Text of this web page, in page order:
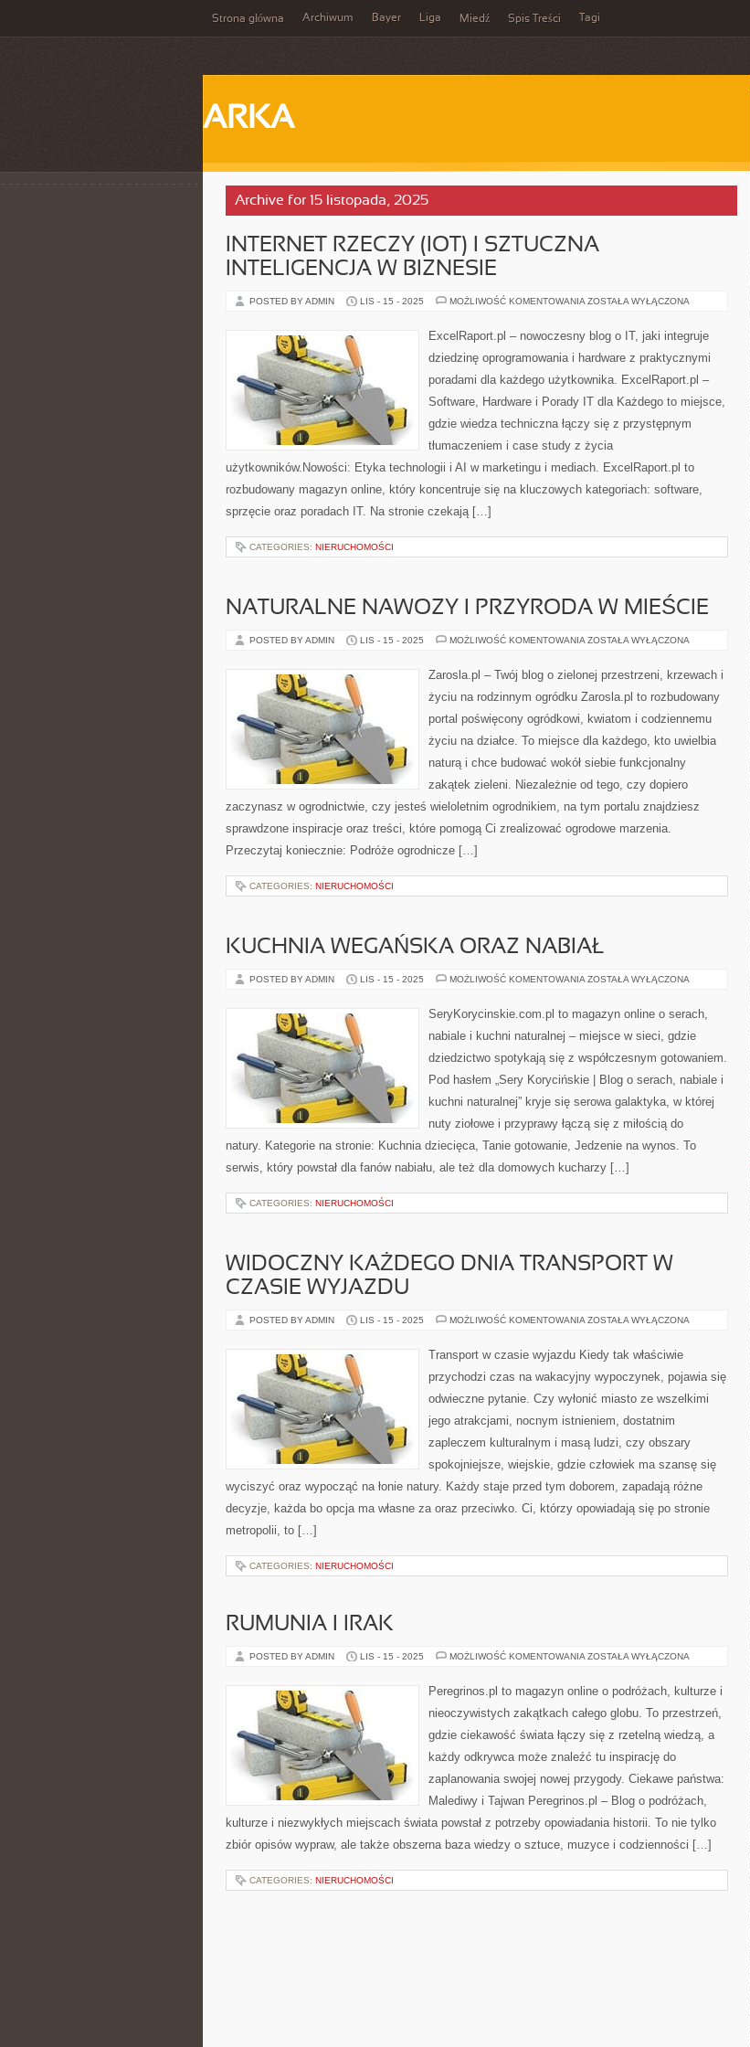
Strona główna Archiwum Bayer Liga Miedź Spis Treści Tagi
ARKA
Archive for 15 listopada, 2025
INTERNET RZECZY (IOT) I SZTUCZNA
INTELIGENCJA W BIZNESIE
POSTED BY ADMIN LIS - 15 - 2025 MOŻLIWOŚĆ KOMENTOWANIA INTERNET
SZTUCZNA
W
ZOSTAŁA WYŁĄCZONA
ExcelRaport.pl – nowoczesny blog o IT, jaki integruje
dziedzinę oprogramowania i hardware z praktycznymi
poradami dla każdego użytkownika. ExcelRaport.pl –
Software, Hardware i Porady IT dla Każdego to miejsce,
gdzie wiedza techniczna łączy się z przystępnym
tłumaczeniem i case study z życia
użytkowników.Nowości: Etyka technologii i AI w marketingu i mediach. ExcelRaport.pl to
rozbudowany magazyn online, który koncentruje się na kluczowych kategoriach: software,
sprzęcie oraz poradach IT. Na stronie czekają […]
CATEGORIES: NIERUCHOMOŚCI
NATURALNE NAWOZY I PRZYRODA W MIEŚCIE
POSTED BY ADMIN LIS - 15 - 2025 MOŻLIWOŚĆ KOMENTOWANIA NATURALNE
PRZYRODA
W
ZOSTAŁA WYŁĄCZONA
Zarosla.pl – Twój blog o zielonej przestrzeni, krzewach i
życiu na rodzinnym ogródku Zarosla.pl to rozbudowany
portal poświęcony ogródkowi, kwiatom i codziennemu
życiu na działce. To miejsce dla każdego, kto uwielbia
naturą i chce budować wokół siebie funkcjonalny
zakątek zieleni. Niezależnie od tego, czy dopiero
zaczynasz w ogrodnictwie, czy jesteś wieloletnim ogrodnikiem, na tym portalu znajdziesz
sprawdzone inspiracje oraz treści, które pomogą Ci zrealizować ogrodowe marzenia.
Przeczytaj koniecznie: Podróże ogrodnicze […]
CATEGORIES: NIERUCHOMOŚCI
KUCHNIA WEGAŃSKA ORAZ NABIAŁ
POSTED BY ADMIN LIS - 15 - 2025 MOŻLIWOŚĆ KOMENTOWANIA KUCHNIA
ZOSTAŁA WYŁĄCZONA
SeryKorycinskie.com.pl to magazyn online o serach,
nabiale i kuchni naturalnej – miejsce w sieci, gdzie
dziedzictwo spotykają się z współczesnym gotowaniem.
Pod hasłem „Sery Korycińskie | Blog o serach, nabiale i
kuchni naturalnej” kryje się serowa galaktyka, w której
nuty ziołowe i przyprawy łączą się z miłością do
natury. Kategorie na stronie: Kuchnia dziecięca, Tanie gotowanie, Jedzenie na wynos. To
serwis, który powstał dla fanów nabiału, ale też dla domowych kucharzy […]
CATEGORIES: NIERUCHOMOŚCI
WIDOCZNY KAŻDEGO DNIA TRANSPORT W
CZASIE WYJAZDU
POSTED BY ADMIN LIS - 15 - 2025 MOŻLIWOŚĆ KOMENTOWANIA WIDOCZNY
TRANSPORT
W
WYJAZDU
ZOSTAŁA WYŁĄCZONA
Transport w czasie wyjazdu Kiedy tak właściwie
przychodzi czas na wakacyjny wypoczynek, pojawia się
odwieczne pytanie. Czy wyłonić miasto ze wszelkimi
jego atrakcjami, nocnym istnieniem, dostatnim
zapleczem kulturalnym i masą ludzi, czy obszary
spokojniejsze, wiejskie, gdzie człowiek ma szansę się
wyciszyć oraz wypocząć na łonie natury. Każdy staje przed tym doborem, zapadają różne
decyzje, każda bo opcja ma własne za oraz przeciwko. Ci, którzy opowiadają się po stronie
metropolii, to […]
CATEGORIES: NIERUCHOMOŚCI
RUMUNIA I IRAK
POSTED BY ADMIN LIS - 15 - 2025 MOŻLIWOŚĆ KOMENTOWANIA RUMUNIA
ZOSTAŁA WYŁĄCZONA
Peregrinos.pl to magazyn online o podróżach, kulturze i
nieoczywistych zakątkach całego globu. To przestrzeń,
gdzie ciekawość świata łączy się z rzetelną wiedzą, a
każdy odkrywca może znaleźć tu inspirację do
zaplanowania swojej nowej przygody. Ciekawe państwa:
Malediwy i Tajwan Peregrinos.pl – Blog o podróżach,
kulturze i niezwykłych miejscach świata powstał z potrzeby opowiadania historii. To nie tylko
zbiór opisów wypraw, ale także obszerna baza wiedzy o sztuce, muzyce i codzienności […]
CATEGORIES: NIERUCHOMOŚCI